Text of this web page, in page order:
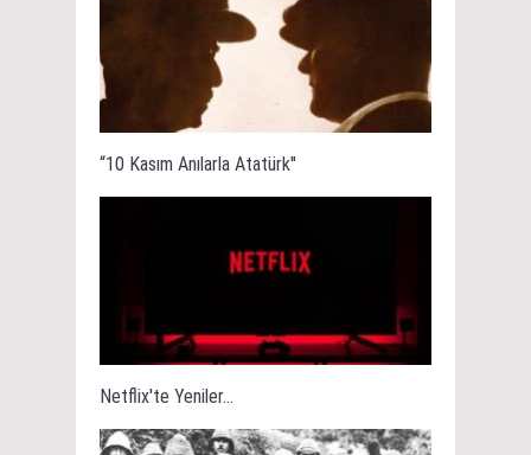
“10 Kasım Anılarla Atatürk''
Netflix'te Yeniler...